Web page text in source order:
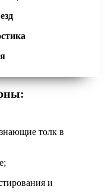
толк в
и